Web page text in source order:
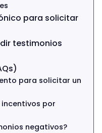
para solicitar
testimonios
para solicitar un
por
negativos?